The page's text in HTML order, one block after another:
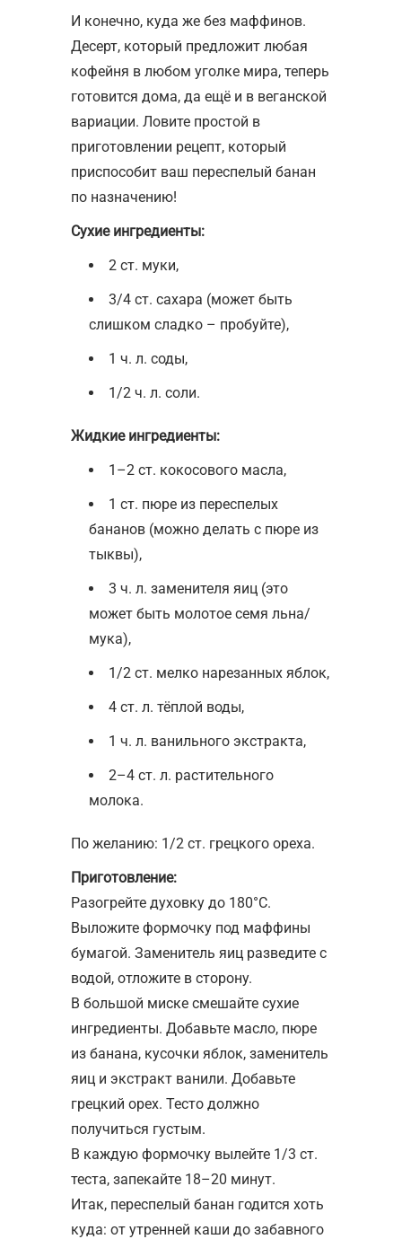
И конечно, куда же без маффинов.
Десерт, который предложит любая
кофейня в любом уголке мира, теперь
готовится дома, да ещё и в веганской
вариации. Ловите простой в
приготовлении рецепт, который
приспособит ваш переспелый банан
по назначению!
Сухие ингредиенты:
2 ст. муки,
3/4 ст. сахара (может быть
слишком сладко – пробуйте),
1 ч. л. соды,
1/2 ч. л. соли.
Жидкие ингредиенты:
1–2 ст. кокосового масла,
1 ст. пюре из переспелых
бананов (можно делать с пюре из
тыквы),
3 ч. л. заменителя яиц (это
может быть молотое семя льна/
мука),
1/2 ст. мелко нарезанных яблок,
4 ст. л. тёплой воды,
1 ч. л. ванильного экстракта,
2–4 ст. л. растительного
молока.
По желанию: 1/2 ст. грецкого ореха.
Приготовление:
Разогрейте духовку до 180°С.
Выложите формочку под маффины
бумагой. Заменитель яиц разведите с
водой, отложите в сторону.
В большой миске смешайте сухие
ингредиенты. Добавьте масло, пюре
из банана, кусочки яблок, заменитель
яиц и экстракт ванили. Добавьте
грецкий орех. Тесто должно
получиться густым.
В каждую формочку вылейте 1/3 ст.
теста, запекайте 18–20 минут.
Итак, переспелый банан годится хоть
куда: от утренней каши до забавного